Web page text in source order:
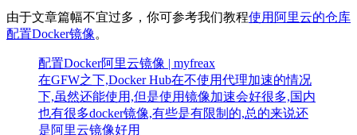
由于文章篇幅不宜过多，你可参考我们教程使用阿里云的仓库
配置Docker镜像。
配置Docker阿里云镜像 | myfreax
在GFW之下,Docker Hub在不使用代理加速的情况
下,虽然还能使用,但是使用镜像加速会好很多,国内
也有很多docker镜像,有些是有限制的,总的来说还
是阿里云镜像好用